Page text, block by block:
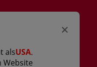
×
alsUSA.
Website